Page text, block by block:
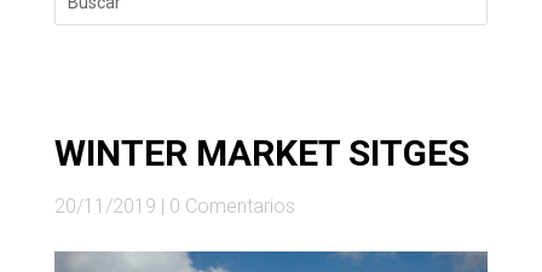
WINTER MARKET SITGES
20/11/2019 0 Comentarios